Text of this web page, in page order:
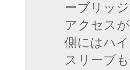
ーブリッ
アクセス
側にはハ
スリーブ